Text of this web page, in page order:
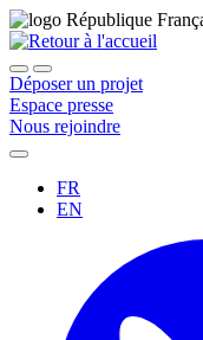
Déposer un projet
Espace presse
Nous rejoindre
FR
EN